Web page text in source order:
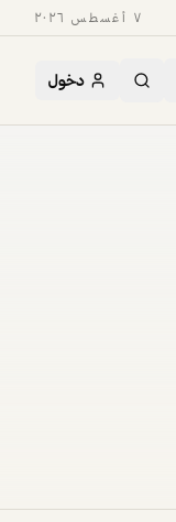
٧ أغسطس ٢٠٢٦
دخول